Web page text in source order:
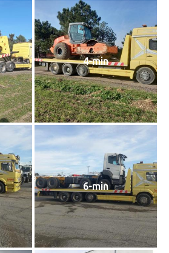
4-min
6-min